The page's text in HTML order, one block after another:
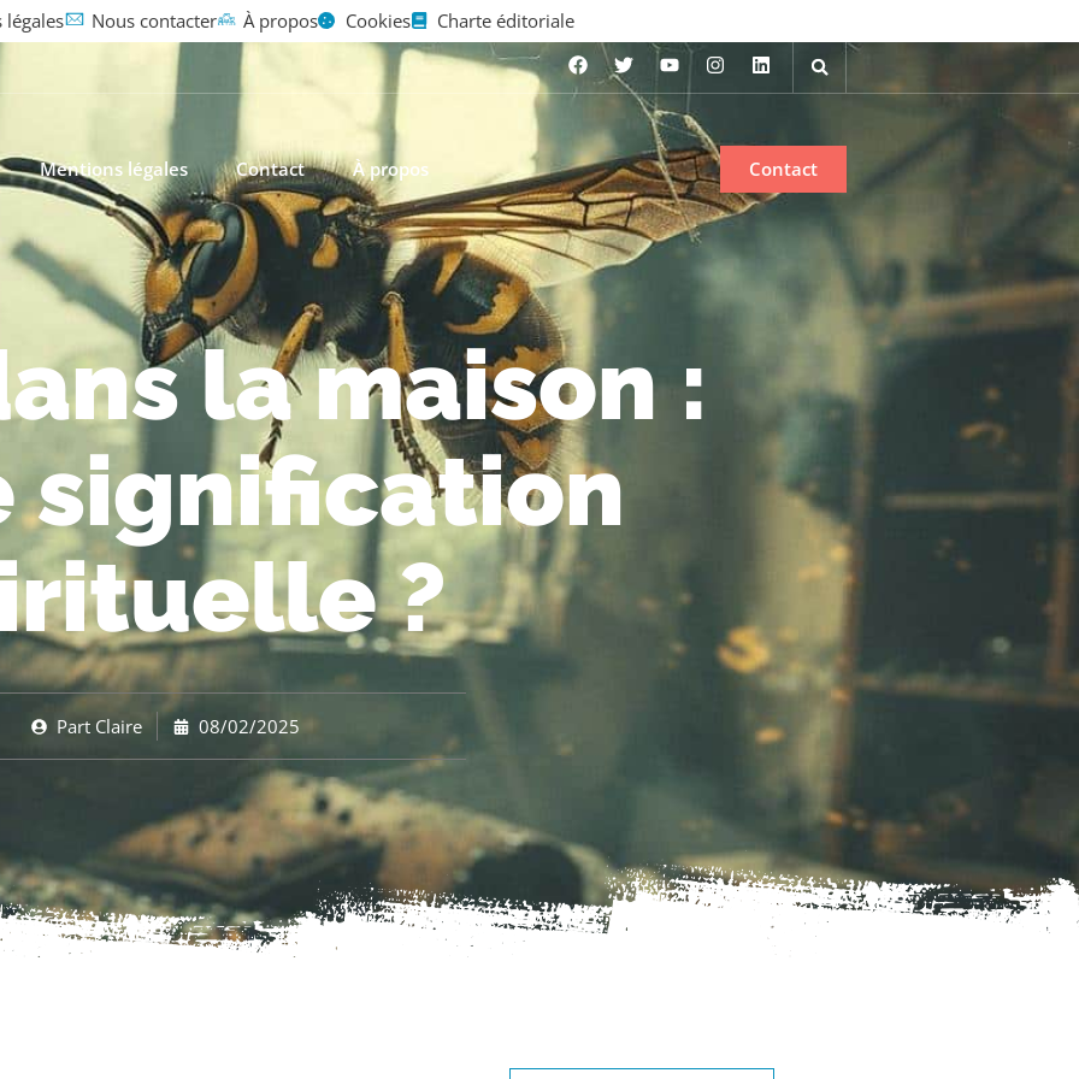
légales Nous contacter À propos Cookies Charte éditoriale
Mentions légales Contact À propos Contact
la maison :
signification
?
PartClaire 08/02/2025